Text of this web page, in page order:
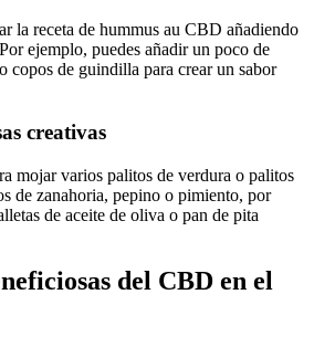
la receta de hummus au CBD añadiendo
ejemplo, puedes añadir un poco de
copos de guindilla para crear un sabor
creativas
mojar varios palitos de verdura o palitos
de zanahoria, pepino o pimiento, por
de aceite de oliva o pan de pita
del CBD en el